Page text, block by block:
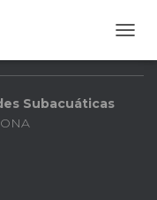
Subacuáticas